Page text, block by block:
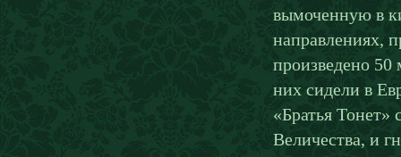
вымоченную в
направлениях,
произведено
них сидели в
«Братья Тонет»
Величества, и